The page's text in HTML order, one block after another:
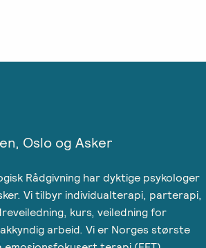
Oslo og Asker
Rådgivning har dyktige psykologer
Vi tilbyr individualterapi, parterapi,
kurs, veiledning for
arbeid. Vi er Norges største